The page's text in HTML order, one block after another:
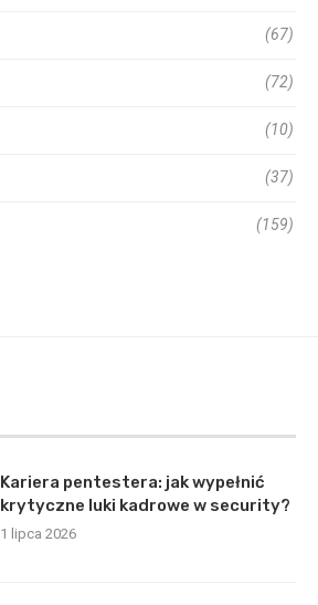
(67)
(72)
(10)
(37)
(159)
Kariera pentestera: jak wypełnić
krytyczne luki kadrowe w security?
1 lipca 2026